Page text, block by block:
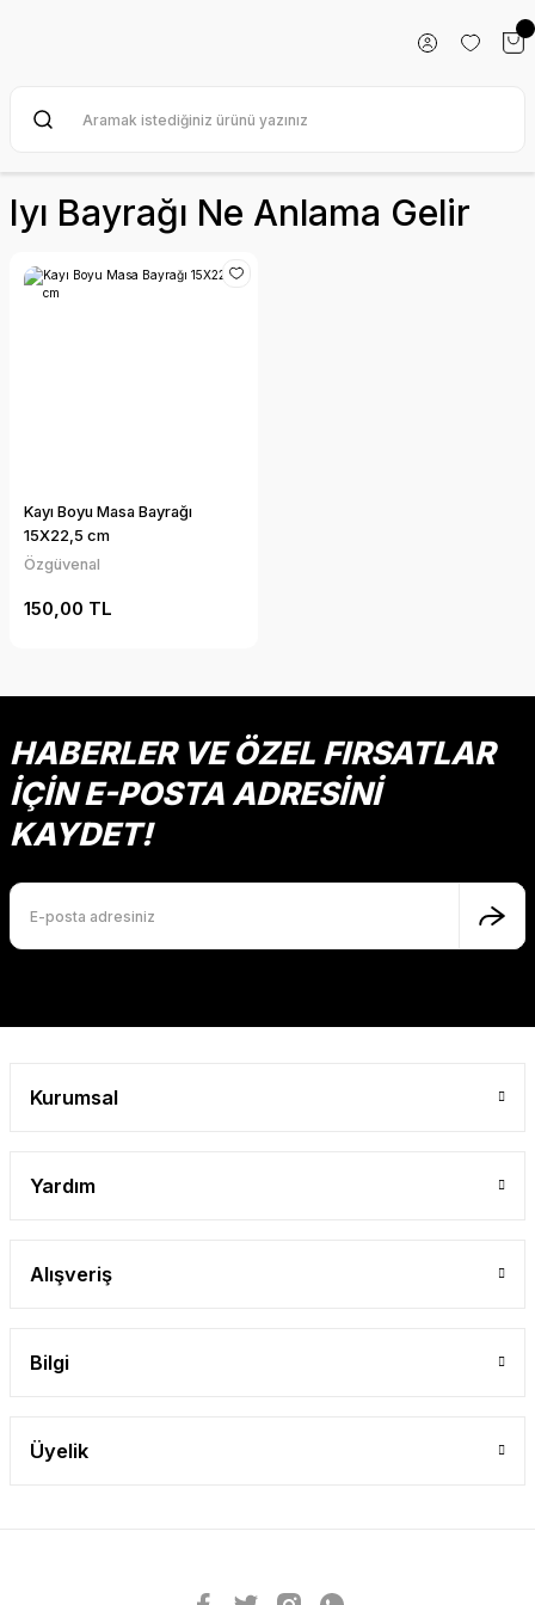
Iyı Bayrağı Ne Anlama Gelir
Kayı Boyu Masa Bayrağı
15X22,5 cm
Özgüvenal
150,00 TL
HABERLER VE ÖZEL FIRSATLAR
İÇİN E-POSTA ADRESİNİ
KAYDET!
Kurumsal
Yardım
Alışveriş
Bilgi
Üyelik